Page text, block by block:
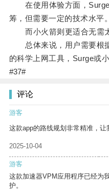
在使用体验方面，Surge
筹，但需要一定的技术水平。
而小火箭则更适合无需太
总体来说，用户需要根
的科学上网工具，Surge或
#37#
评论
游客
这款app的路线规划非常精准，让
2025-10-04
游客
这款加速器VPM应用程序已经为
护。